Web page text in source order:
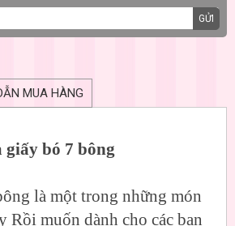
GỬI
MUA HÀNG
giấy bó 7 bông
là một trong những món
Rồi muốn dành cho các bạn